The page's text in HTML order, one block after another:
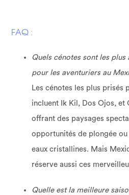
FAQ :
Quels cénotes sont les
pour les aventuriers au
Les cénotes les plus prisés
incluent Ik Kil, Dos Ojos, et
offrant des paysages
opportunités de plongée
eaux cristallines. Mais
réserve aussi ces
Quelle est la meilleure